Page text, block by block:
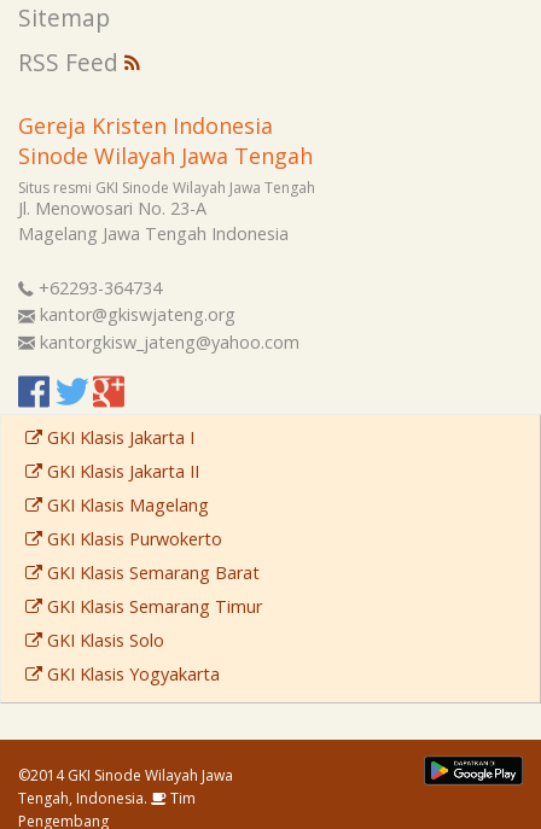
Sitemap
RSS Feed
Gereja Kristen Indonesia
Sinode Wilayah Jawa Tengah
Situs resmi GKI Sinode Wilayah Jawa Tengah
Jl. Menowosari No. 23-A
Magelang Jawa Tengah Indonesia
+62293-364734
kantor@gkiswjateng.org
kantorgkisw_jateng@yahoo.com
GKI Klasis Jakarta I
GKI Klasis Jakarta II
GKI Klasis Magelang
GKI Klasis Purwokerto
GKI Klasis Semarang Barat
GKI Klasis Semarang Timur
GKI Klasis Solo
GKI Klasis Yogyakarta
©2014 GKI Sinode Wilayah Jawa
Tengah, Indonesia.
Tim
Pengembang